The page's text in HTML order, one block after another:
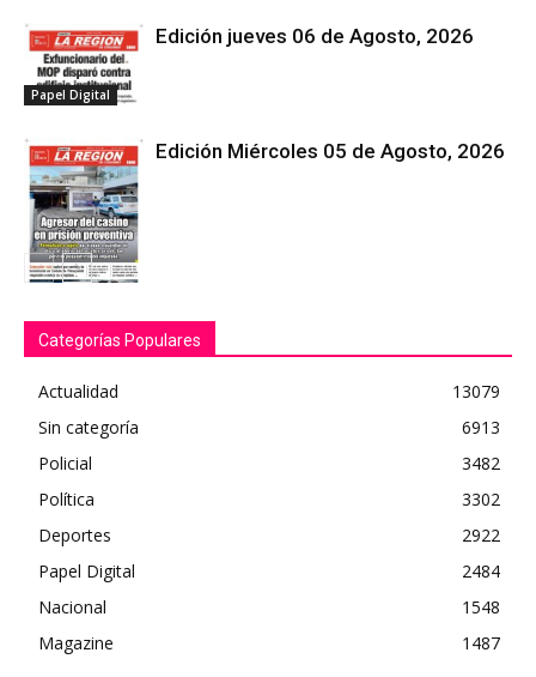
Papel Digital
Edición jueves 06 de Agosto, 2026
Edición Miércoles 05 de Agosto, 2026
Categorías Populares
Actualidad
13079
Sin categoría
6913
Policial
3482
Política
3302
Deportes
2922
Papel Digital
2484
Nacional
1548
Magazine
1487